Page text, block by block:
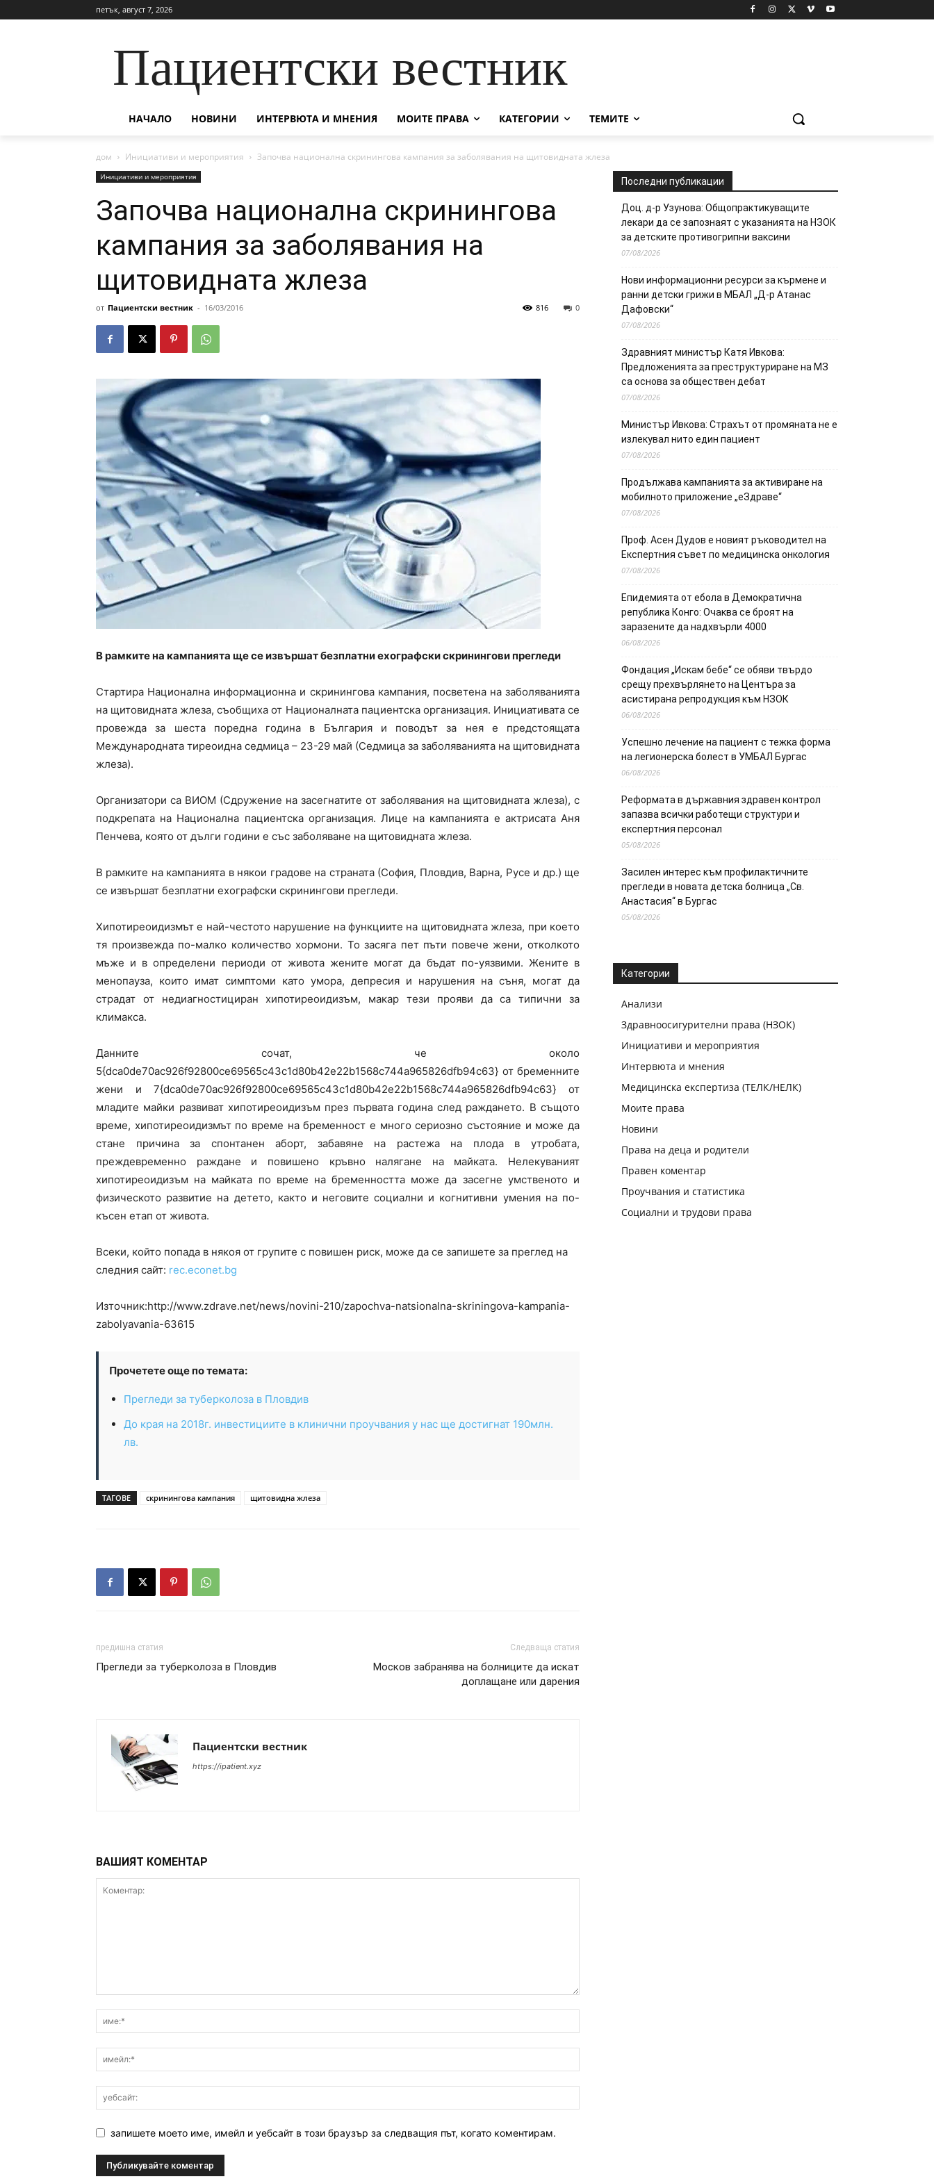
петък, август 7, 2026
Пациентски вестник
НАЧАЛО НОВИНИ ИНТЕРВЮТА И МНЕНИЯ МОИТЕ ПРАВА КАТЕГОРИИ ТЕМИТЕ
дом Инициативи и мероприятия Започва национална скринингова кампания за заболявания на щитовидната жлеза
Инициативи и мероприятия
Започва национална скринингова
кампания за заболявания на
щитовидната жлеза
от Пациентски вестник - 16/03/2016 0
816
В рамките на кампанията ще се извършат безплатни ехографски скринингови прегледи
Стартира Национална информационна и скринингова кампания, посветена на заболяванията
на щитовидната жлеза, съобщиха от Националната пациентска организация. Инициативата се
провежда за шеста поредна година в България и поводът за нея е предстоящата
Международната тиреоидна седмица – 23-29 май (Седмица за заболяванията на щитовидната
жлеза).
Организатори са ВИОМ (Сдружение на засегнатите от заболявания на щитовидната жлеза), с
подкрепата на Национална пациентска организация. Лице на кампанията е актрисата Аня
Пенчева, която от дълги години е със заболяване на щитовидната жлеза.
В рамките на кампанията в някои градове на страната (София, Пловдив, Варна, Русе и др.) ще
се извършат безплатни ехографски скринингови прегледи.
Хипотиреоидизмът е най-честото нарушение на функциите на щитовидната жлеза, при което
тя произвежда по-малко количество хормони. То засяга пет пъти повече жени, отколкото
мъже и в определени периоди от живота жените могат да бъдат по-уязвими. Жените в
менопауза, които имат симптоми като умора, депресия и нарушения на съня, могат да
страдат от недиагностициран хипотиреоидизъм, макар тези прояви да са типични за
климакса.
Данните сочат, че около
5{dca0de70ac926f92800ce69565c43c1d80b42e22b1568c744a965826dfb94c63} от бременните
жени и 7{dca0de70ac926f92800ce69565c43c1d80b42e22b1568c744a965826dfb94c63} от
младите майки развиват хипотиреоидизъм през първата година след раждането. В същото
време, хипотиреоидизмът по време на бременност е много сериозно състояние и може да
стане причина за спонтанен аборт, забавяне на растежа на плода в утробата,
преждевременно раждане и повишено кръвно налягане на майката. Нелекуваният
хипотиреоидизъм на майката по време на бременността може да засегне умственото и
физическото развитие на детето, както и неговите социални и когнитивни умения на по-
късен етап от живота.
Всеки, който попада в някоя от групите с повишен риск, може да се запишете за преглед на
следния сайт: rec.econet.bg
Източник:http://www.zdrave.net/news/novini-210/zapochva-natsionalna-skriningova-kampania-
zabolyavania-63615
Прочетете още по темата:
Прегледи за туберколоза в Пловдив
До края на 2018г. инвестициите в клинични проучвания у нас ще достигнат 190млн.
лв.
ТАГОВЕ скринингова кампания щитовидна жлеза
предишна статия
Прегледи за туберколоза в Пловдив
Следваща статия
Москов забранява на болниците да искат
доплащане или дарения
Пациентски вестник
https://ipatient.xyz
ВАШИЯТ КОМЕНТАР
запишете моето име, имейл и уебсайт в този браузър за следващия път, когато коментирам.
Последни публикации
Доц. д-р Узунова: Общопрактикуващите
лекари да се запознаят с указанията на НЗОК
за детските противогрипни ваксини
07/08/2026
Нови информационни ресурси за кърмене и
ранни детски грижи в МБАЛ „Д-р Атанас
Дафовски“
07/08/2026
Здравният министър Катя Ивкова:
Предложенията за преструктуриране на МЗ
са основа за обществен дебат
07/08/2026
Министър Ивкова: Страхът от промяната не е
излекувал нито един пациент
07/08/2026
Продължава кампанията за активиране на
мобилното приложение „еЗдраве“
07/08/2026
Проф. Асен Дудов е новият ръководител на
Експертния съвет по медицинска онкология
07/08/2026
Епидемията от ебола в Демократична
република Конго: Очаква се броят на
заразените да надхвърли 4000
06/08/2026
Фондация „Искам бебе“ се обяви твърдо
срещу прехвърлянето на Центъра за
асистирана репродукция към НЗОК
06/08/2026
Успешно лечение на пациент с тежка форма
на легионерска болест в УМБАЛ Бургас
06/08/2026
Реформата в държавния здравен контрол
запазва всички работещи структури и
експертния персонал
05/08/2026
Засилен интерес към профилактичните
прегледи в новата детска болница „Св.
Анастасия“ в Бургас
05/08/2026
Категории
Анализи
Здравноосигурителни права (НЗОК)
Инициативи и мероприятия
Интервюта и мнения
Медицинска експертиза (ТЕЛК/НЕЛК)
Моите права
Новини
Права на деца и родители
Правен коментар
Проучвания и статистика
Социални и трудови права